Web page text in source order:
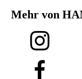
Mehr von